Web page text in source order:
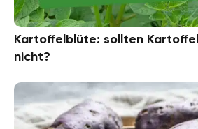
Kartoffelblüte: sollten
nicht?